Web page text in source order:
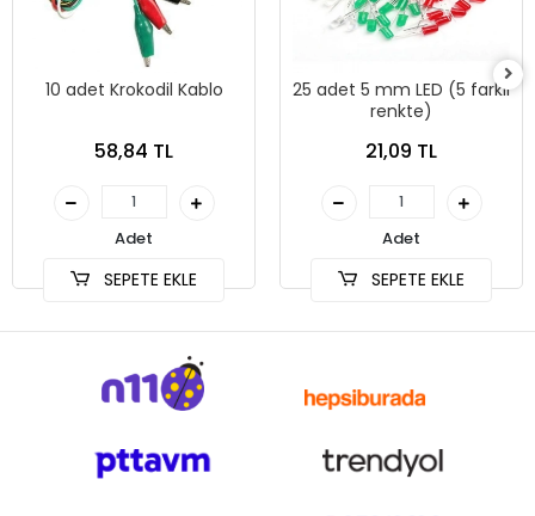
10 adet Krokodil Kablo
58,84 TL
Adet
SEPETE EKLE
25 adet 5 mm LED (5 farklı
renkte)
21,09 TL
Adet
SEPETE EKLE